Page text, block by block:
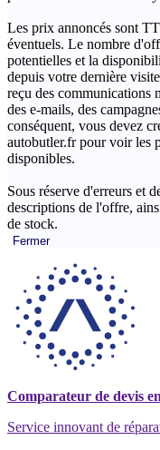
Les prix annoncés sont
éventuels. Le nombre
potentielles et la
depuis votre dernière
reçu des communications
des e-mails, des
conséquent, vous devez
autobutler.fr pour voir les
disponibles.
Sous réserve d'erreurs et
descriptions de l'offre,
de stock.
Fermer
Comparateur de devis
Service innovant de